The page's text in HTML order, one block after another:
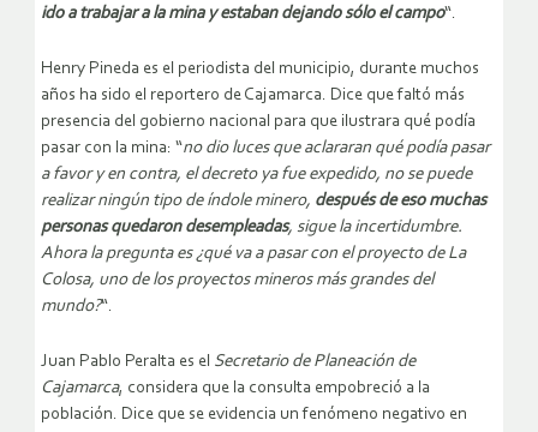
ido a trabajar a la mina y estaban dejando sólo el campo“.
Henry Pineda es el periodista del municipio, durante muchos
años ha sido el reportero de Cajamarca. Dice que faltó más
presencia del gobierno nacional para que ilustrara qué podía
pasar con la mina: “no dio luces que aclararan qué podía pasar
a favor y en contra, el decreto ya fue expedido, no se puede
realizar ningún tipo de índole minero, después de eso muchas
personas quedaron desempleadas, sigue la incertidumbre.
Ahora la pregunta es ¿qué va a pasar con el proyecto de La
Colosa, uno de los proyectos mineros más grandes del
mundo?“.
Juan Pablo Peralta es el Secretario de Planeación de
Cajamarca, considera que la consulta empobreció a la
población. Dice que se evidencia un fenómeno negativo en